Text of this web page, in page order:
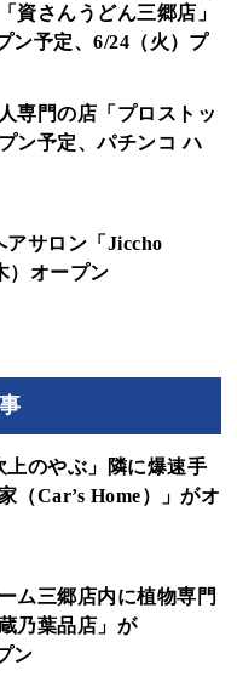
資さんうどん三郷店」
ン予定、6/24（火）プ
専門の店「プロストッ
ン予定、パチンコ ハ
アサロン「Jiccho
）オープン
上のやぶ」隣に爆速手
（Car’s Home）」がオ
ム三郷店内に植物専門
乃葉品店」が
ン